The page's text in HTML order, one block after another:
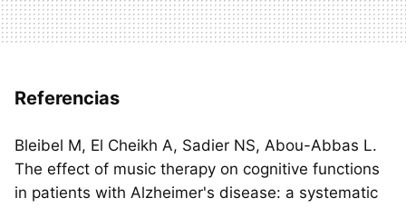
Referencias
Bleibel M, El Cheikh A, Sadier NS, Abou-Abbas L.
The effect of music therapy on cognitive functions
in patients with Alzheimer's disease: a systematic